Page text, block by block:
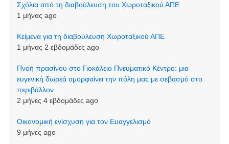
Σχόλια από τη διαβούλευση του Χωροταξικού ΑΠΕ
1 μήνας ago
Kείμενα για τη διαβούλευση Χωροταξικού ΑΠΕ
1 μήνας 2 εβδομάδες ago
Πνοή πρασίνου στο Γιοκάλειο Πνευματικό Κέντρο: μια
ευγενική δωρεά ομορφαίνει την πόλη μας με σεβασμό στο
περιβάλλον
2 μήνες 4 εβδομάδες ago
Οικονομική ενίσχυση για τον Ευαγγελισμό
9 μήνες ago